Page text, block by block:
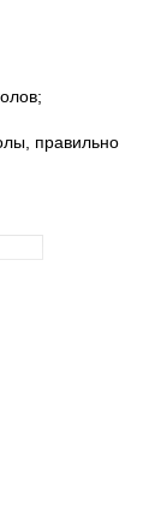
глаголов;
правильно